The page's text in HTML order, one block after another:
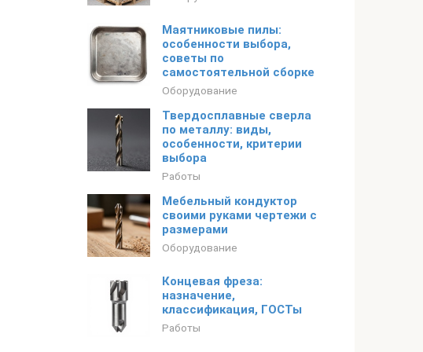
Маятниковые пилы:
особенности выбора,
советы по
самостоятельной сборке
Оборудование
Твердосплавные сверла
по металлу: виды,
особенности, критерии
выбора
Работы
Мебельный кондуктор
своими руками чертежи с
размерами
Оборудование
Концевая фреза:
назначение,
классификация, ГОСТы
Работы